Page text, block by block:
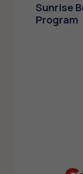
Sunrise
Program